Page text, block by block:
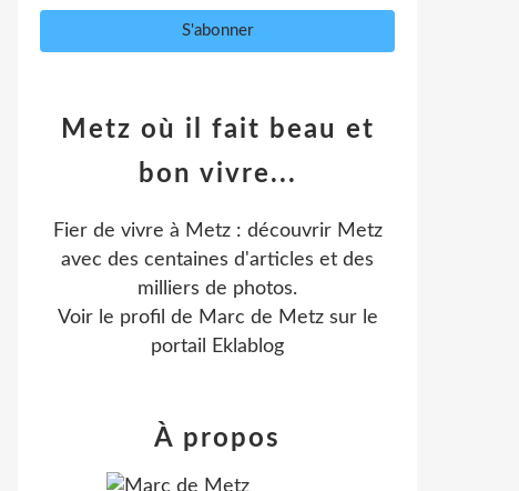
Metz où il fait beau et
bon vivre...
Fier de vivre à Metz : découvrir Metz
avec des centaines d'articles et des
milliers de photos.
Voir le profil de Marc de Metzsur le
portail Eklablog
À propos